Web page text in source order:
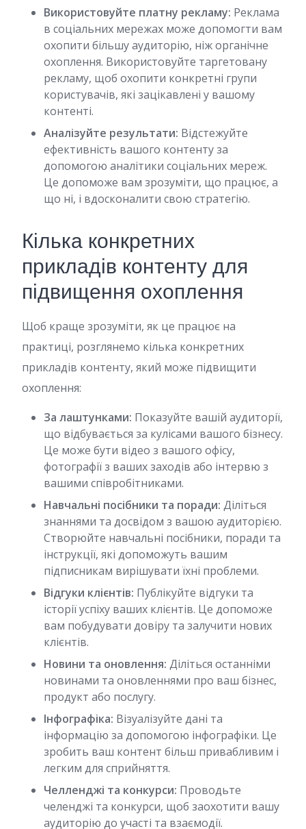
Використовуйте платну рекламу: Реклама
в соціальних мережах може допомогти вам
охопити більшу аудиторію, ніж органічне
охоплення. Використовуйте таргетовану
рекламу, щоб охопити конкретні групи
користувачів, які зацікавлені у вашому
контенті.
Аналізуйте результати: Відстежуйте
ефективність вашого контенту за
допомогою аналітики соціальних мереж.
Це допоможе вам зрозуміти, що працює, а
що ні, і вдосконалити свою стратегію.
Кілька конкретних
прикладів контенту для
підвищення охоплення
Щоб краще зрозуміти, як це працює на
практиці, розглянемо кілька конкретних
прикладів контенту, який може підвищити
охоплення:
За лаштунками: Показуйте вашій аудиторії,
що відбувається за кулісами вашого бізнесу.
Це може бути відео з вашого офісу,
фотографії з ваших заходів або інтервю з
вашими співробітниками.
Навчальні посібники та поради: Діліться
знаннями та досвідом з вашою аудиторією.
Створюйте навчальні посібники, поради та
інструкції, які допоможуть вашим
підписникам вирішувати їхні проблеми.
Відгуки клієнтів: Публікуйте відгуки та
історії успіху ваших клієнтів. Це допоможе
вам побудувати довіру та залучити нових
клієнтів.
Новини та оновлення: Діліться останніми
новинами та оновленнями про ваш бізнес,
продукт або послугу.
Інфографіка: Візуалізуйте дані та
інформацію за допомогою інфографіки. Це
зробить ваш контент більш привабливим і
легким для сприйняття.
Челленджі та конкурси: Проводьте
челенджі та конкурси, щоб заохотити вашу
аудиторію до участі та взаємодії.